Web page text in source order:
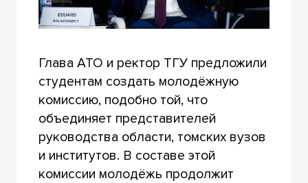
Глава АТО и ректор ТГУ предложили
студентам создать молодёжную
комиссию, подобно той, что
объединяет представителей
руководства области, томских вузов
и институтов. В составе этой
комиссии молодёжь продолжит